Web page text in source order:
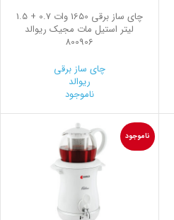
چای ساز برقی 1650 وات 0.7 + 1.5
لیتر استیل مات مجیک ریوالد
800906
چای ساز برقی
ریوالد
ناموجود
ناموجود